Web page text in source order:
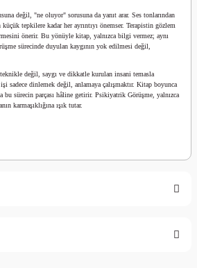
değil, "ne oluyor" sorusuna da yanıt arar. Ses tonlarından
tepkilere kadar her ayrıntıyı önemser. Terapistin gözlem
önerir. Bu yönüyle kitap, yalnızca bilgi vermez; aynı
sürecinde duyulan kaygının yok edilmesi değil,
değil, saygı ve dikkatle kurulan insani temasla
sadece dinlemek değil, anlamaya çalışmaktır. Kitap boyunca
bu sürecin parçası hâline getirir. Psikiyatrik Görüşme, yalnızca
karmaşıklığına ışık tutar.